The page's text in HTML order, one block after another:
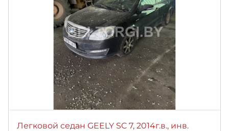
Легковой седан GEELY SC 7, 2014г.в., инв.